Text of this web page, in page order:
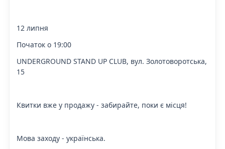
12 липня
Початок о 19:00
UNDERGROUND STAND UP CLUB, вул. Золотоворотська,
15
Квитки вже у продажу - забирайте, поки є місця!
Мова заходу - українська.